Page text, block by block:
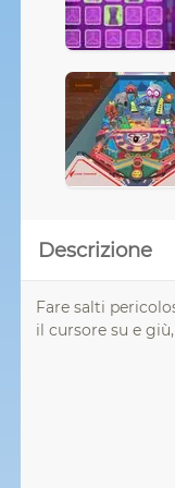
Descrizione
Fare salti
il cursore su e